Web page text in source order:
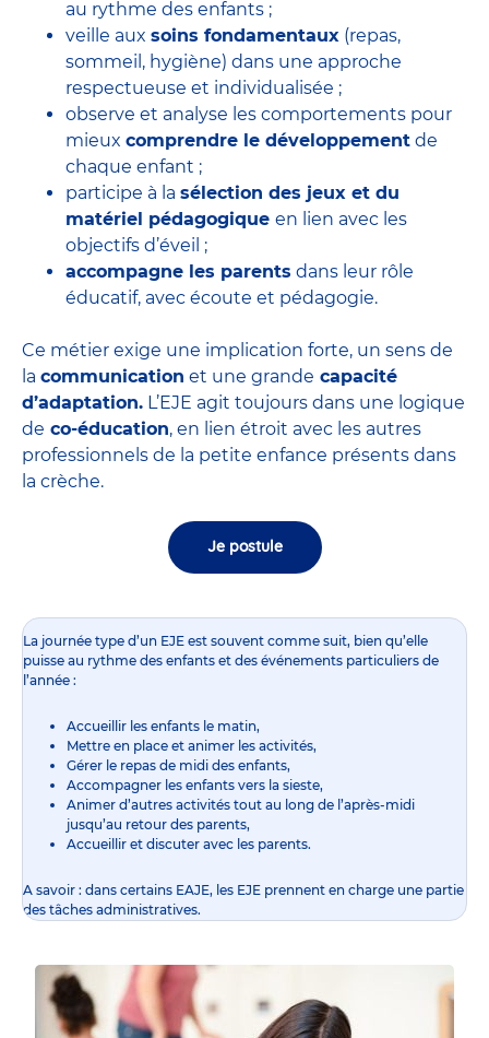
au rythme des enfants ;
veille aux soins fondamentaux (repas,
sommeil, hygiène) dans une approche
respectueuse et individualisée ;
observe et analyse les comportements pour
mieux comprendre le développement de
chaque enfant ;
participe à la sélection des jeux et du
matériel pédagogique en lien avec les
objectifs d’éveil ;
accompagne les parents dans leur rôle
éducatif, avec écoute et pédagogie.
Ce métier exige une implication forte, un sens de
la communication et une grande capacité
d’adaptation. L’EJE agit toujours dans une logique
de co-éducation, en lien étroit avec les autres
professionnels de la petite enfance présents dans
la crèche.
Je postule
La journée type d’un EJE est souvent comme suit, bien qu’elle
puisse au rythme des enfants et des événements particuliers de
l’année :
Accueillir les enfants le matin,
Mettre en place et animer les activités,
Gérer le repas de midi des enfants,
Accompagner les enfants vers la sieste,
Animer d’autres activités tout au long de l’après-midi
jusqu’au retour des parents,
Accueillir et discuter avec les parents.
A savoir : dans certains EAJE, les EJE prennent en charge une partie
des tâches administratives.